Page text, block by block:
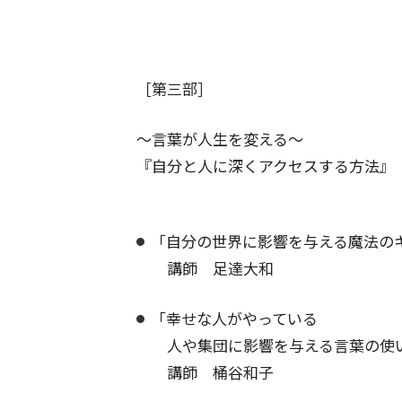
［第三部］
〜言葉が人生を変える〜
『自分と人に深くアクセスする方法』
「自分の世界に影響を与える魔法の
講師 足達大和
「幸せな人がやっている
人や集団に影響を与える言葉の使
講師 桶谷和子